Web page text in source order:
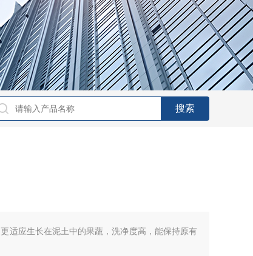
适应生长在泥土中的果蔬，洗净度高，能保持原有